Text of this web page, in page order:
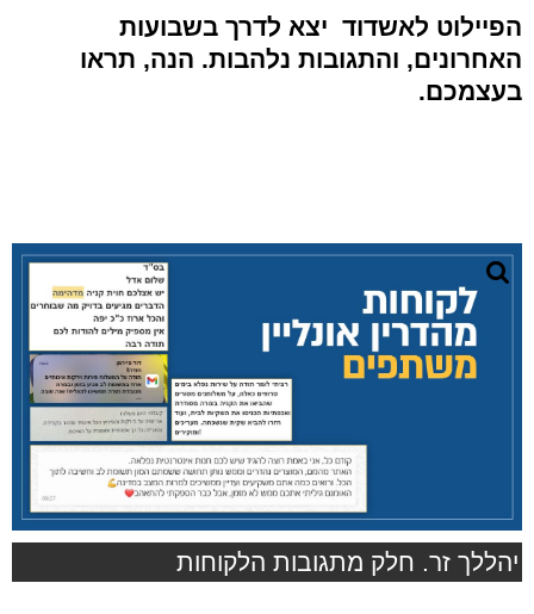
הפיילוט לאשדוד יצא לדרך בשבועות
האחרונים, והתגובות נלהבות. הנה, תראו
בעצמכם.
יהללך זר. חלק מתגובות הלקוחות